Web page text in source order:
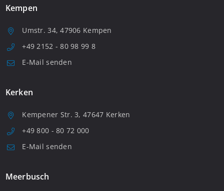
Kempen
Umstr. 34, 47906 Kempen
+49 2152 - 80 98 99 8
E-Mail senden
Kerken
Kempener Str. 3, 47647 Kerken
+49 800 - 80 72 000
E-Mail senden
Meerbusch